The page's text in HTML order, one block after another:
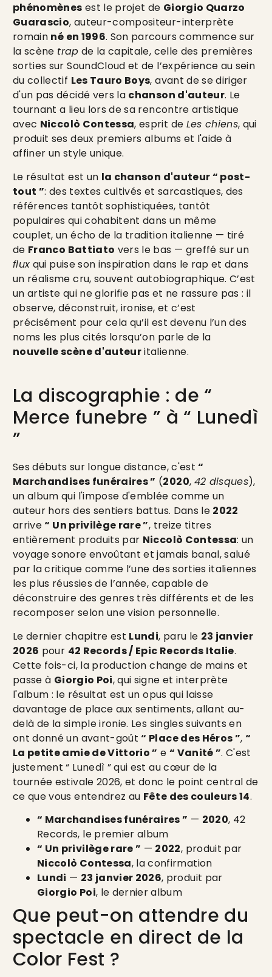
phénomènes est le projet de Giorgio Quarzo
Guarascio, auteur-compositeur-interprète
romain né en 1996. Son parcours commence sur
la scène trap de la capitale, celle des premières
sorties sur SoundCloud et de l’expérience au sein
du collectif Les Tauro Boys, avant de se diriger
d'un pas décidé vers la chanson d'auteur. Le
tournant a lieu lors de sa rencontre artistique
avec Niccolò Contessa, esprit de Les chiens, qui
produit ses deux premiers albums et l'aide à
affiner un style unique.
Le résultat est un la chanson d'auteur “ post-
tout ”: des textes cultivés et sarcastiques, des
références tantôt sophistiquées, tantôt
populaires qui cohabitent dans un même
couplet, un écho de la tradition italienne — tiré
de Franco Battiato vers le bas — greffé sur un
flux qui puise son inspiration dans le rap et dans
un réalisme cru, souvent autobiographique. C’est
un artiste qui ne glorifie pas et ne rassure pas : il
observe, déconstruit, ironise, et c’est
précisément pour cela qu’il est devenu l’un des
noms les plus cités lorsqu’on parle de la
nouvelle scène d'auteuritalienne.
La discographie : de “
Merce funebre ” à “ Lunedì
”
Ses débuts sur longue distance, c'est“
Marchandises funéraires ” (2020, 42 disques),
un album qui l'impose d'emblée comme un
auteur hors des sentiers battus. Dans le 2022
arrive“ Un privilège rare ”, treize titres
entièrement produits par Niccolò Contessa: un
voyage sonore envoûtant et jamais banal, salué
par la critique comme l’une des sorties italiennes
les plus réussies de l’année, capable de
déconstruire des genres très différents et de les
recomposer selon une vision personnelle.
Le dernier chapitre est Lundi, paru le 23 janvier
2026 pour 42 Records / Epic Records Italie.
Cette fois-ci, la production change de mains et
passe à Giorgio Poi, qui signe et interprète
l'album : le résultat est un opus qui laisse
davantage de place aux sentiments, allant au-
delà de la simple ironie. Les singles suivants en
ont donné un avant-goût“ Place des Héros ”, “
La petite amie de Vittorio ” e “ Vanité ”. C'est
justement “ Lunedì ” qui est au cœur de la
tournée estivale 2026, et donc le point central de
ce que vous entendrez au Fête des couleurs 14.
“ Marchandises funéraires ” — 2020, 42
Records, le premier album
“ Un privilège rare ” — 2022, produit par
Niccolò Contessa, la confirmation
Lundi — 23 janvier 2026, produit par
Giorgio Poi, le dernier album
Que peut-on attendre du
spectacle en direct de la
Color Fest ?